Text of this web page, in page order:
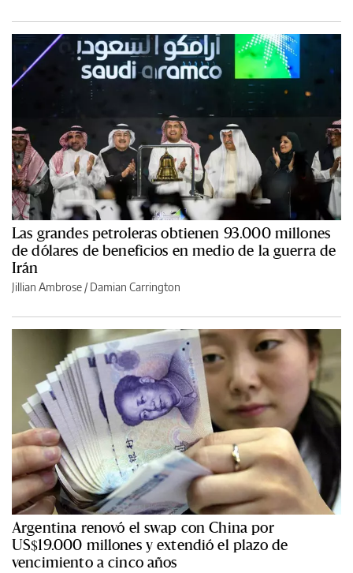
Las grandes petroleras obtienen 93.000 millones
de dólares de beneficios en medio de la guerra de
Irán
Jillian Ambrose / Damian Carrington
Argentina renovó el swap con China por
US$19.000 millones y extendió el plazo de
vencimiento a cinco años